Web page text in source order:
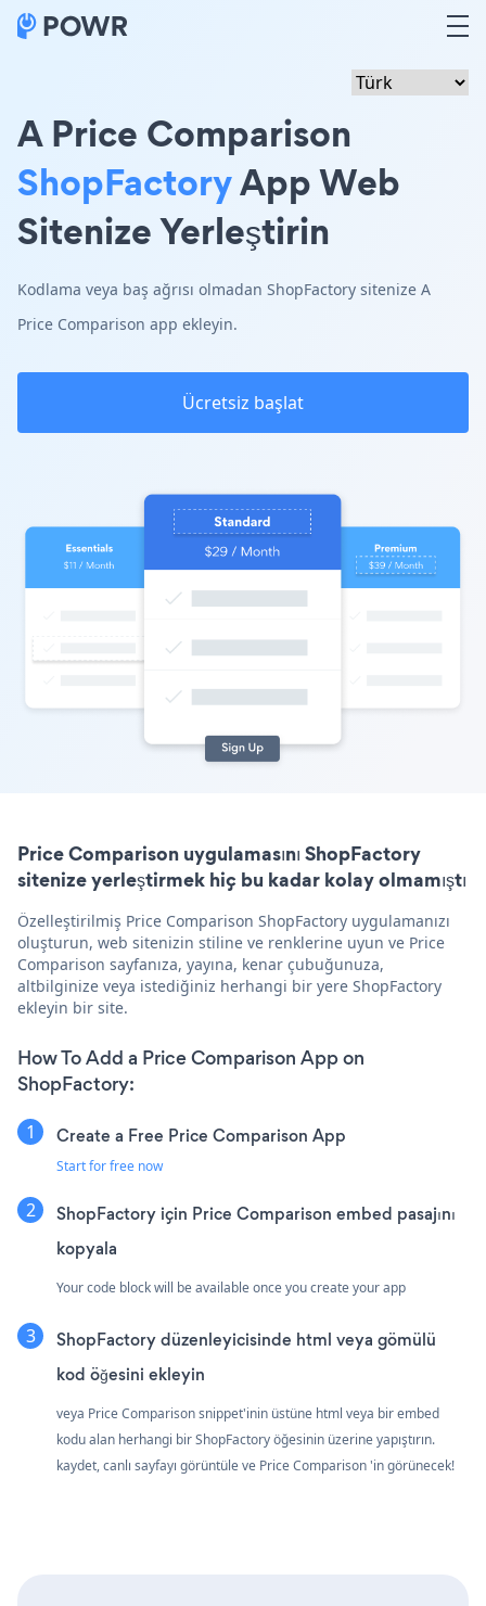
A Price Comparison
ShopFactoryApp Web
Sitenize Yerleştirin
Kodlama veya baş ağrısı olmadan ShopFactory sitenize A
Price Comparison app ekleyin.
Ücretsiz başlat
Price Comparison uygulamasını ShopFactory
sitenize yerleştirmek hiç bu kadar kolay olmamıştı
Özelleştirilmiş Price Comparison ShopFactory uygulamanızı
oluşturun, web sitenizin stiline ve renklerine uyun ve Price
Comparison sayfanıza, yayına, kenar çubuğunuza,
altbilginize veya istediğiniz herhangi bir yere ShopFactory
ekleyin bir site.
How To Add a Price Comparison App on
ShopFactory:
Create a Free Price Comparison App
Start for free now
ShopFactory için Price Comparison embed pasajını
kopyala
Your code block will be available once you create your app
ShopFactory düzenleyicisinde html veya gömülü
kod öğesini ekleyin
veya Price Comparison snippet'inin üstüne html veya bir embed
kodu alan herhangi bir ShopFactory öğesinin üzerine yapıştırın.
kaydet, canlı sayfayı görüntüle ve Price Comparison 'in görünecek!